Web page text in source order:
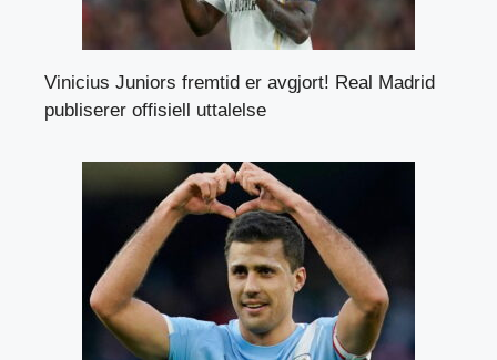
Vinicius Juniors fremtid er avgjort! Real Madrid
publiserer offisiell uttalelse